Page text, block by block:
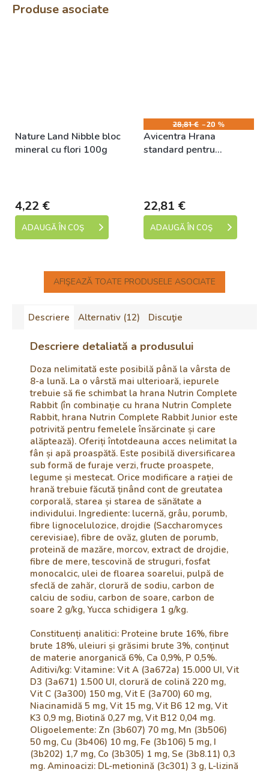
Produse asociate
Nature Land Nibble bloc
mineral cu flori 100g
4,22 €
ADAUGĂ ÎN COŞ
28,81 € –20 %
Avicentra Hrana
standard pentru
22,81 €
ADAUGĂ ÎN COŞ
AFIŞEAZĂ TOATE PRODUSELE ASOCIATE
Descriere Alternativ (12) Discuţie
Descriere detaliată a produsului
Doza nelimitată este posibilă până la vârsta de
8-a lună. La o vârstă mai ulterioară, iepurele
trebuie să fie schimbat la hrana Nutrin Complete
Rabbit (în combinație cu hrana Nutrin Complete
Rabbit, hrana Nutrin Complete Rabbit Junior este
potrivită pentru femelele însărcinate și care
alăptează). Oferiți întotdeauna acces nelimitat la
fân și apă proaspătă. Este posibilă diversificarea
sub formă de furaje verzi, fructe proaspete,
legume și mestecat. Orice modificare a rației de
hrană trebuie făcută ținând cont de greutatea
corporală, starea și starea de sănătate a
individului. Ingrediente: lucernă, grâu, porumb,
fibre lignocelulozice, drojdie (Saccharomyces
cerevisiae), fibre de ovăz, gluten de porumb,
proteină de mazăre, morcov, extract de drojdie,
fibre de mere, tescovină de struguri, fosfat
monocalcic, ulei de floarea soarelui, pulpă de
sfeclă de zahăr, clorură de sodiu, carbon de
calciu de sodiu, carbon de soare, carbon de
soare 2 g/kg, Yucca schidigera 1 g/kg.
Constituenți analitici: Proteine brute 16%, fibre
brute 18%, uleiuri și grăsimi brute 3%, conținut
de materie anorganică 6%, Ca 0,9%, P 0,5%.
Aditivi/kg: Vitamine: Vit A (3a672a) 15.000 UI, Vit
D3 (3a671) 1.500 UI, clorură de colină 220 mg,
Vit C (3a300) 150 mg, Vit E (3a700) 60 mg,
Niacinamidă 5 mg, Vit 15 mg, Vit B6 12 mg, Vit
K3 0,9 mg, Biotină 0,27 mg, Vit B12 0,04 mg.
Oligoelemente: Zn (3b607) 70 mg, Mn (3b506)
50 mg, Cu (3b406) 10 mg, Fe (3b106) 5 mg, I
(3b202) 1,7 mg, Co (3b305) 1 mg, Se (3b8.11) 0,3
mg. Aminoacizi: DL-metionină (3c301) 3 g, L-lizină